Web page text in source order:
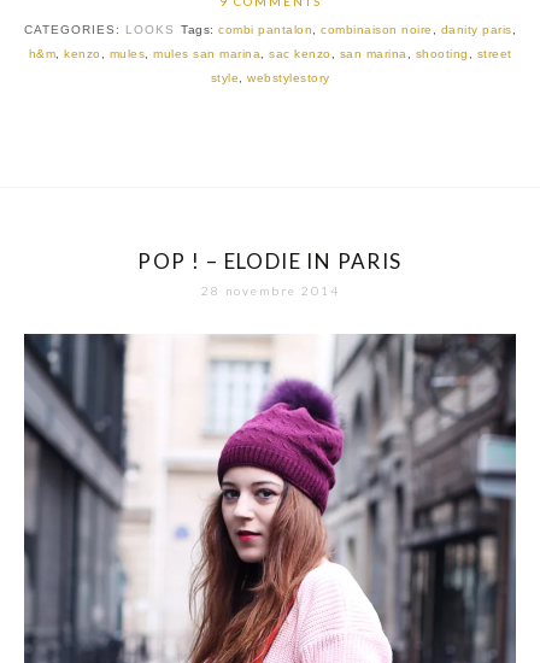
CATEGORIES: LOOKS Tags: combi pantalon combinaison noire danity paris
h&m
kenzo mules mules san marina sac kenzo san marina shooting
street
style
webstylestory
POP ! – ELODIE IN PARIS
28 novembre 2014